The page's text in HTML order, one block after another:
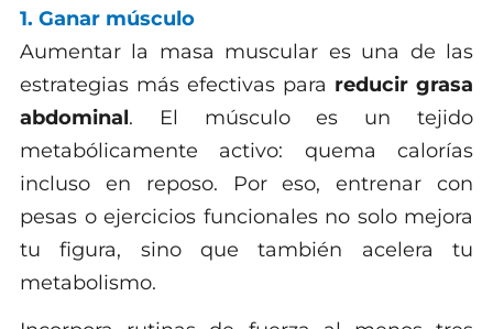
1. Ganar músculo
Aumentar la masa muscular es una de las
estrategias más efectivas para reducir grasa
abdominal. El músculo es un tejido
metabólicamente activo: quema calorías
incluso en reposo. Por eso, entrenar con
pesas o ejercicios funcionales no solo mejora
tu figura, sino que también acelera tu
metabolismo.